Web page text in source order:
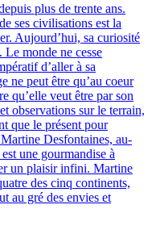
plus de trente ans.
ses civilisations est la
Aujourd’hui, sa curiosité
Le monde ne cesse
d’aller à sa
ne peut être qu’au coeur
qu’elle veut être par son
observations sur le terrain,
que le présent pour
Desfontaines, au-
une gourmandise à
un plaisir infini. Martine
des cinq continents,
au gré des envies et